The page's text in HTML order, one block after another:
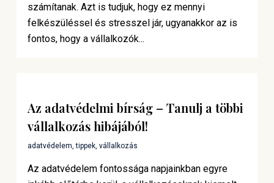
számítanak. Azt is tudjuk, hogy ez mennyi
felkészüléssel és stresszel jár, ugyanakkor az is
fontos, hogy a vállalkozók...
Az adatvédelmi bírság – Tanulj a többi
vállalkozás hibájából!
adatvédelem,tippek, vállalkozás
Az adatvédelem fontossága napjainkban egyre